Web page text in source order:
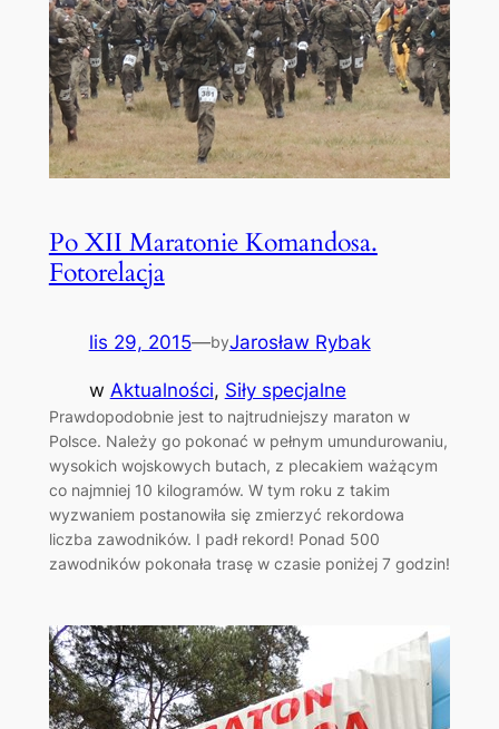
Po XII Maratonie Komandosa.
Fotorelacja
lis 29, 2015—byJarosław Rybak
w Aktualności, Siły specjalne
Prawdopodobnie jest to najtrudniejszy maraton w
Polsce. Należy go pokonać w pełnym umundurowaniu,
wysokich wojskowych butach, z plecakiem ważącym
co najmniej 10 kilogramów. W tym roku z takim
wyzwaniem postanowiła się zmierzyć rekordowa
liczba zawodników. I padł rekord! Ponad 500
zawodników pokonała trasę w czasie poniżej 7 godzin!